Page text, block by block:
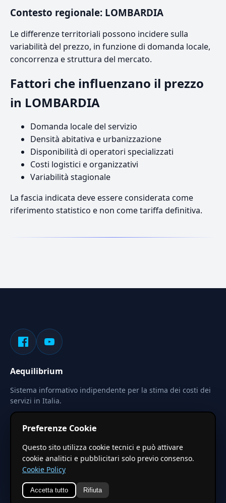
Contesto regionale: LOMBARDIA
Le differenze territoriali possono incidere sulla
variabilità del prezzo, in funzione di domanda locale,
concorrenza e struttura del mercato.
Fattori che influenzano il prezzo
in LOMBARDIA
Domanda locale del servizio
Densità abitativa e urbanizzazione
Disponibilità di operatori specializzati
Costi logistici e organizzativi
Variabilità stagionale
La fascia indicata deve essere considerata come
riferimento statistico e non come tariffa definitiva.
Aequilibrium
Sistema informativo indipendente per la stima dei costi dei
servizi in Italia.
Le stime pubblicate sono calcolate tramite coefficienti
territoriali regionali applicati a valori base nazionali. Non
costituiscono preventivo ufficiale.
© 2026 Aequilibrium — Un progetto di vxd.mobi
Preferenze Cookie
Questo sito utilizza cookie tecnici e può attivare
cookie analitici e pubblicitari solo previo consenso.
Cookie Policy
Accetta tutto Rifiuta